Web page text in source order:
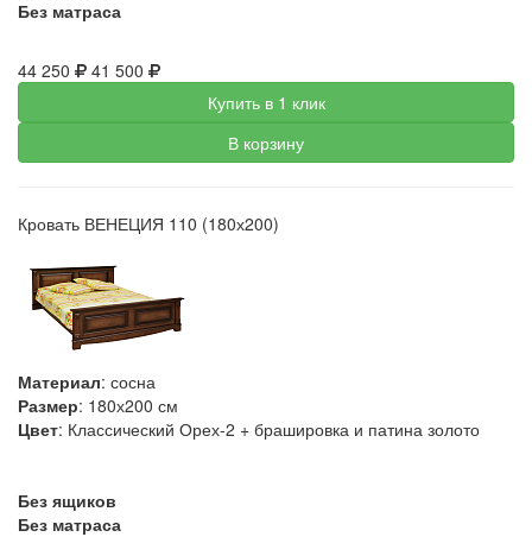
Без матраса
44 250
41 500
Купить в 1 клик
В корзину
Кровать ВЕНЕЦИЯ 110 (180х200)
Материал: сосна
Размер: 180х200 см
Цвет: Классический Орех-2 + брашировка и патина золото
Без ящиков
Без матраса